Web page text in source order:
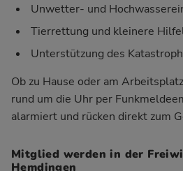
Unwetter- und
Tierrettung und kleinere
Unterstützung des
Ob zu Hause oder am
rund um die Uhr per
alarmiert und rücken direkt zum
Mitglied werden in der
Hemdingen